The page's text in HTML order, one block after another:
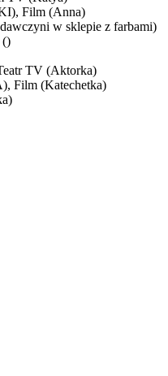
Film (Anna)
w sklepie z farbami)
TV (Aktorka)
Film (Katechetka)